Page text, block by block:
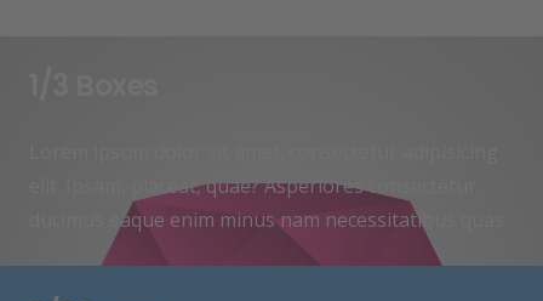
elit. Ipsam, placeat, quae? Asperiores consectetur
ducimus eaque enim minus nam necessitatibus quas.